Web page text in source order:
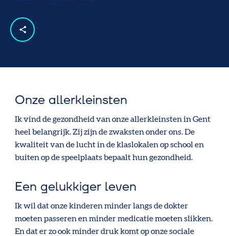
Onze allerkleinsten
Ik vind de gezondheid van onze allerkleinsten in Gent
heel belangrijk. Zij zijn de zwaksten onder ons. De
kwaliteit van de lucht in de klaslokalen op school en
buiten op de speelplaats bepaalt hun gezondheid.
Een gelukkiger leven
Ik wil dat onze kinderen minder langs de dokter
moeten passeren en minder medicatie moeten slikken.
En dat er zo ook minder druk komt op onze sociale